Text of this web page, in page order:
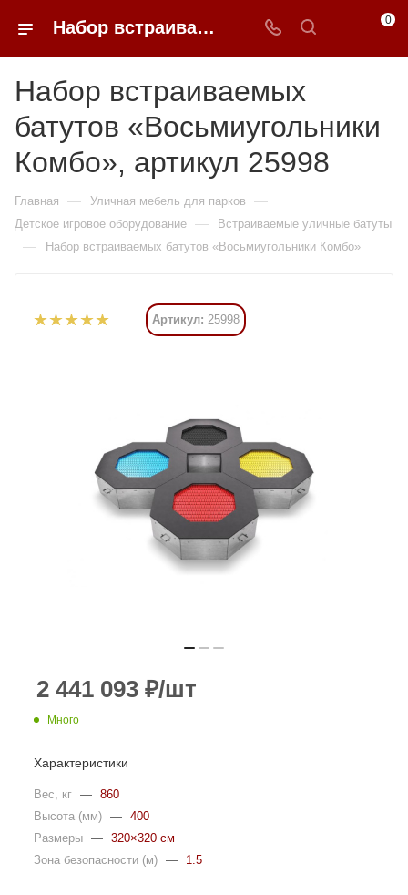
Набор встраиваемых батутов «Восьмиугольники Комбо» купить в Москве от 2 219 175 ₽ - 0FFER 0
Набор встраиваемых
батутов «Восьмиугольники
Комбо», артикул 25998
Главная — Уличная мебель для парков —
Детское игровое оборудование — Встраиваемые уличные батуты
— Набор встраиваемых батутов «Восьмиугольники Комбо»
Артикул: 25998
2 441 093 ₽/шт
Много
Характеристики
Вес, кг — 860
Высота (мм) — 400
Размеры — 320×320 см
Зона безопасности (м) — 1.5